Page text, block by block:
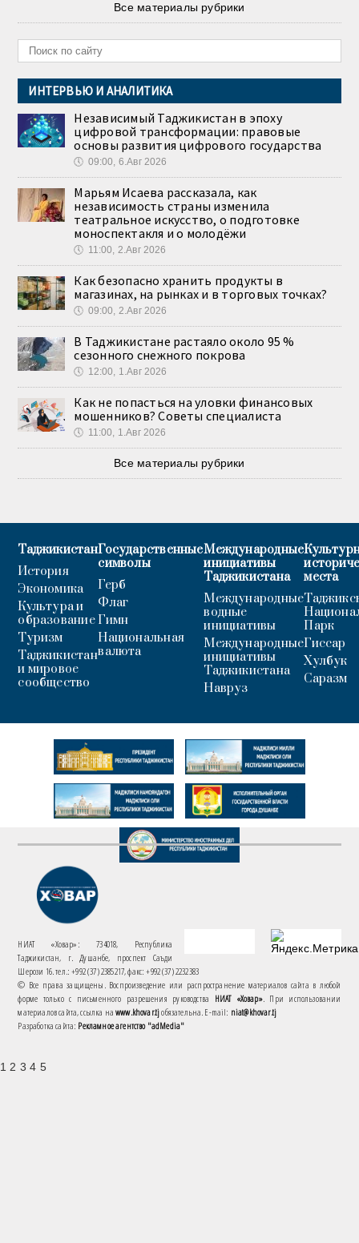
Все материалы рубрики
ИНТЕРВЬЮ И АНАЛИТИКА
Независимый Таджикистан в эпоху
цифровой трансформации: правовые
основы развития цифрового государства
🕔 09:00, 6.Авг 2026
Марьям Исаева рассказала, как
независимость страны изменила
театральное искусство, о подготовке
моноспектакля и о молодёжи
🕔 11:00, 2.Авг 2026
Как безопасно хранить продукты в
магазинах, на рынках и в торговых точках?
🕔 09:00, 2.Авг 2026
В Таджикистане растаяло около 95 %
сезонного снежного покрова
🕔 12:00, 1.Авг 2026
Как не попасться на уловки финансовых
мошенников? Советы специалиста
🕔 11:00, 1.Авг 2026
Все материалы рубрики
Таджикистан
История
Экономика
Культура и
образование
Туризм
Таджикистан
и мировое
сообщество
Государственные
символы
Герб
Флаг
Гимн
Национальная
валюта
Международные
инициативы
Таджикистана
Международные
водные
инициативы
Международные
инициативы
Таджикистана
Навруз
места
Парк
Гиссар
Хулбук
Саразм
НИАТ «Ховар»: 734018, Республика
Таджикистан, г. Душанбе, проспект Саъди
Шерози 16. тел.: +992 (37) 2385217, факс: +992 (37) 2232383
© Все права защищены. Воспроизведение или распространение материалов сайта в любой
форме только с письменного разрешения руководства НИАТ «Ховар». При использовании
материалов сайта, ссылка наwww.khovar.tjобязательна. E-mail: niat@khovar.tj
Разработка сайта: Рекламное агентство "adMedia"
1 2 3 4 5